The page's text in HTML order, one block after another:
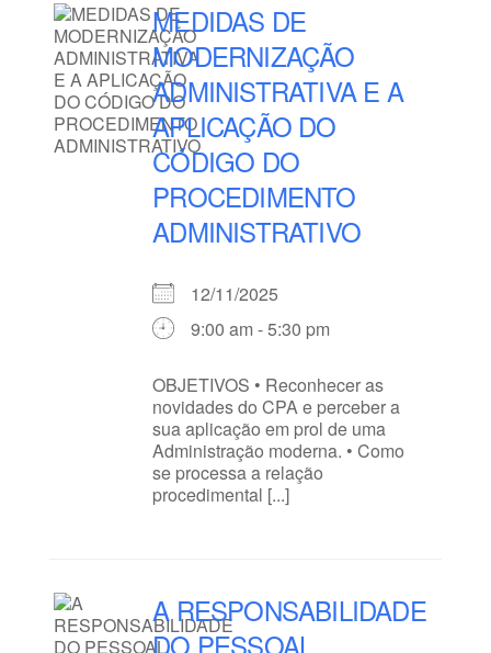
MEDIDAS DE
MODERNIZAÇÃO
ADMINISTRATIVA E A
APLICAÇÃO DO
CÓDIGO DO
PROCEDIMENTO
ADMINISTRATIVO
12/11/2025
9:00 am - 5:30 pm
OBJETIVOS • Reconhecer as
novidades do CPA e perceber a
sua aplicação em prol de uma
Administração moderna. • Como
se processa a relação
procedimental [...]
A RESPONSABILIDADE
DO PESSOAL